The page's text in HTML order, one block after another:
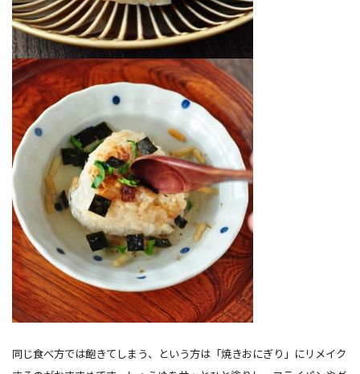
同じ食べ方では飽きてしまう、という方は「焼きおにぎり」にリメイク